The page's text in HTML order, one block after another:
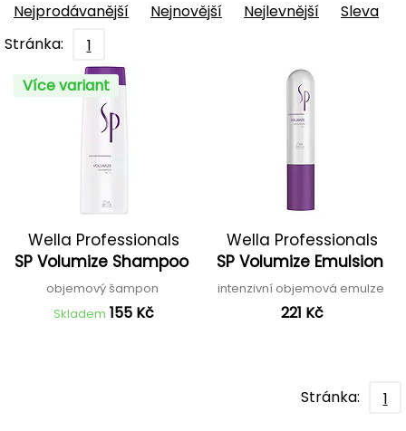
Nejprodávanější Nejnovější Nejlevnější
Sleva
Stránka:
1
Více variant
Wella Professionals
SP Volumize Shampoo
objemový šampon
Skladem 155 Kč
Wella Professionals
SP Volumize Emulsion
intenzivní objemová emulze
221 Kč
Stránka: 1